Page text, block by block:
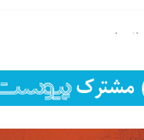
حنارود
فتحی رستمی